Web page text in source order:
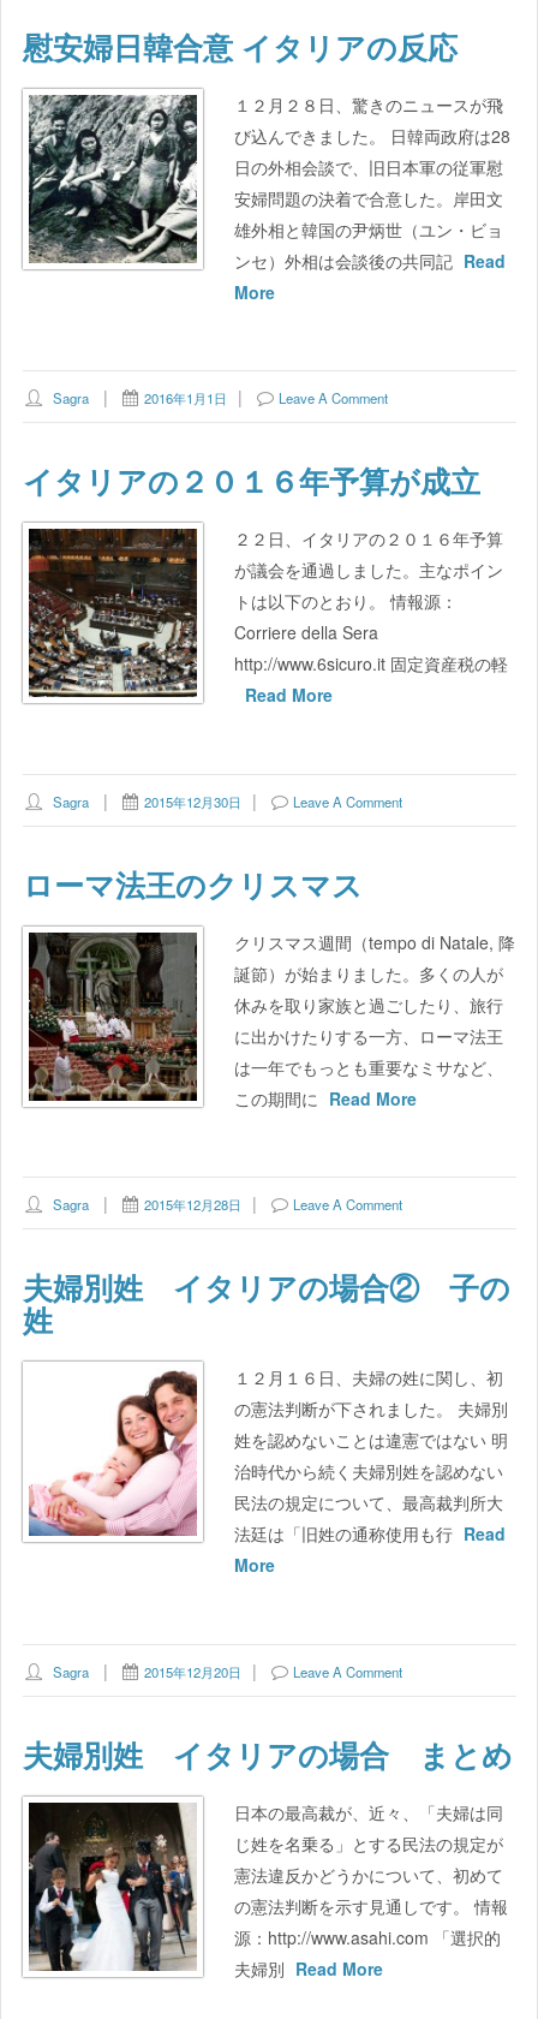
慰安婦日韓合意 イタリアの反応
１２月２８日、驚きのニュースが飛
び込んできました。 日韓両政府は28
日の外相会談で、旧日本軍の従軍慰
安婦問題の決着で合意した。岸田文
雄外相と韓国の尹炳世（ユン・ビョ
ンセ）外相は会談後の共同記 Read
More
Sagra 2016年1月1日 Leave A Comment
イタリアの２０１６年予算が成立
２２日、イタリアの２０１６年予算
が議会を通過しました。主なポイン
トは以下のとおり。 情報源：
Corriere della Sera
http://www.6sicuro.it 固定資産税の軽
Read More
Sagra 2015年12月30日 Leave A Comment
ローマ法王のクリスマス
クリスマス週間（tempo di Natale, 降
誕節）が始まりました。多くの人が
休みを取り家族と過ごしたり、旅行
に出かけたりする一方、ローマ法王
は一年でもっとも重要なミサなど、
この期間に Read More
Sagra 2015年12月28日 Leave A Comment
夫婦別姓 イタリアの場合② 子の
姓
１２月１６日、夫婦の姓に関し、初
の憲法判断が下されました。 夫婦別
姓を認めないことは違憲ではない 明
治時代から続く夫婦別姓を認めない
民法の規定について、最高裁判所大
法廷は「旧姓の通称使用も行 Read
More
Sagra 2015年12月20日 Leave A Comment
夫婦別姓 イタリアの場合 まとめ
日本の最高裁が、近々、「夫婦は同
じ姓を名乗る」とする民法の規定が
憲法違反かどうかについて、初めて
の憲法判断を示す見通しです。 情報
源：http://www.asahi.com 「選択的
夫婦別 Read More